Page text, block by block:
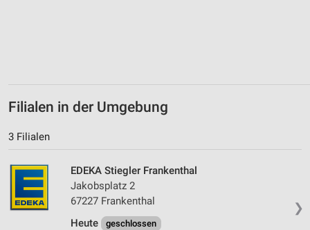
Filialen in der Umgebung
3 Filialen
❯
EDEKA Stiegler Frankenthal
Jakobsplatz 2
67227 Frankenthal
Heute
geschlossen
Messung der Werbeleistung
Kombinationen von Daten aus verschiedenen
Quellen
Entwicklung und Verbesserung der Angebote